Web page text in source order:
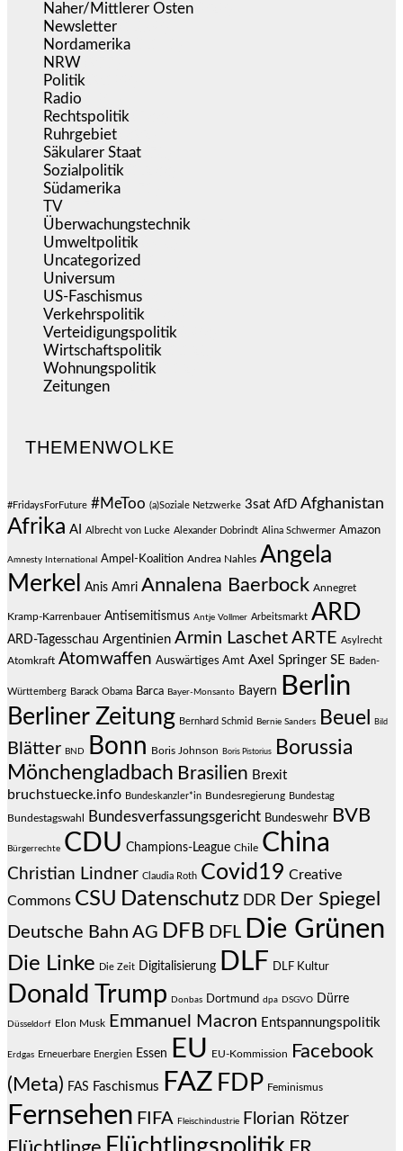
Naher/Mittlerer Osten
Newsletter
Nordamerika
NRW
Politik
Radio
Rechtspolitik
Ruhrgebiet
Säkularer Staat
Sozialpolitik
Südamerika
TV
Überwachungstechnik
Umweltpolitik
Uncategorized
Universum
US-Faschismus
Verkehrspolitik
Verteidigungspolitik
Wirtschaftspolitik
Wohnungspolitik
Zeitungen
THEMENWOLKE
#FridaysForFuture #MeToo (a)Soziale Netzwerke 3sat AfD Afghanistan
Afrika AI Albrecht von Lucke Alexander Dobrindt Alina Schwermer Amazon
Amnesty International Ampel-Koalition Andrea Nahles Angela
Merkel
Anis Amri Annalena Baerbock Annegret
Kramp-Karrenbauer Antisemitismus Antje Vollmer Arbeitsmarkt ARD
ARD-Tagesschau Argentinien Armin Laschet ARTE Asylrecht
Atomkraft Atomwaffen Auswärtiges Amt Axel Springer SE Baden-
Württemberg Barack Obama Barca Bayer-Monsanto Bayern Berlin
Berliner Zeitung Bernhard Schmid Bernie Sanders Beuel Bild
Blätter BND Bonn Boris Johnson Boris Pistorius
Borussia
Mönchengladbach Brasilien Brexit
bruchstuecke.info Bundeskanzler*in Bundesregierung Bundestag
Bundestagswahl Bundesverfassungsgericht Bundeswehr BVB
Bürgerrechte CDU Champions-League Chile China
Christian Lindner Claudia Roth Covid19 Creative
Commons CSU Datenschutz DDR Der Spiegel
Deutsche Bahn AG DFB DFL Die Grünen
Die Linke Die Zeit Digitalisierung DLF DLF Kultur
Donald Trump Donbas Dortmund dpa DSGVO Dürre
Düsseldorf Elon Musk Emmanuel Macron Entspannungspolitik
Erdgas Erneuerbare Energien Essen EU EU-Kommission Facebook
(Meta) FAS Faschismus FAZ FDP Feminismus
Fernsehen FIFA Fleischindustrie Florian Rötzer
Flüchtlinge Flüchtlingspolitik FR